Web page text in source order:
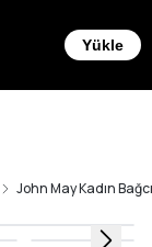
Yükle
John May Kadın